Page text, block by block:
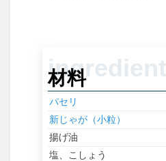
材料
パセリ
新じゃが（小粒）
揚げ油
塩、こしょう